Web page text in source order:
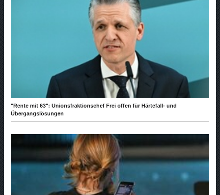
"Rente mit 63": Unionsfraktionschef Frei offen für Härtefall- und
Übergangslösungen